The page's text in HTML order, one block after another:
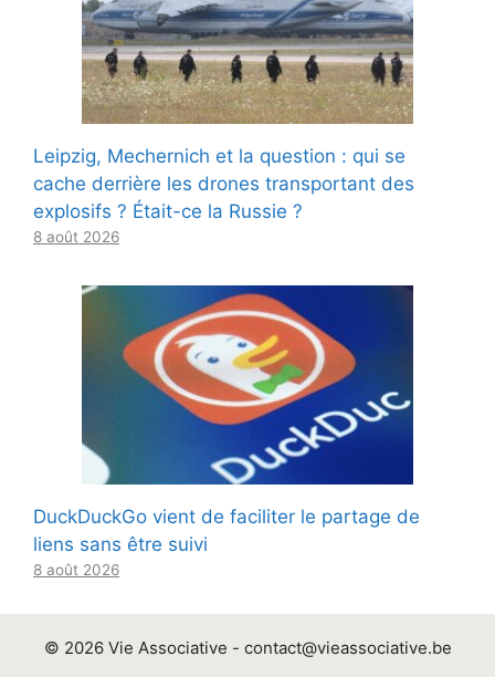
Leipzig, Mechernich et la question : qui se
cache derrière les drones transportant des
explosifs ? Était-ce la Russie ?
8 août 2026
DuckDuckGo vient de faciliter le partage de
liens sans être suivi
8 août 2026
© 2026 Vie Associative - contact@vieassociative.be